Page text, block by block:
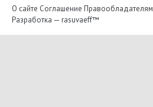
О сайте Соглашение Правообладателям
Разработка — rasuvaeff™